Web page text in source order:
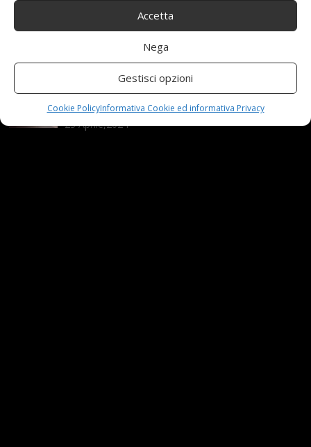
Accetta
Nega
Gestisci opzioni
Cookie PolicyInformativa Cookie ed informativa Privacy
Nuova MG ZS Hybrid+: i SUV si fanno ibridi
24 Novembre,2024
Automobili e sicurezza: l’importanza della
manutenzione
23 Aprile,2024